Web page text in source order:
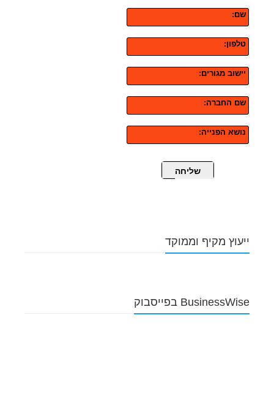
שם:
טלפון:
יישוב מגורים:
שם החברה:
נושא הפנייה:
שליחה
ייעוץ מקיף וממוקד
BusinessWise בפייסבוק